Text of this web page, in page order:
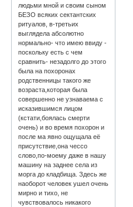
людьми мной и своим сыном
БЕЗО всяких сектантских
ритуалов, в-третьих
выглядела абсолютно
нормально- что имею ввиду -
поскольку есть с чем
сравнить- незадолго до этого
была на похоронах
родственницы такого же
возраста,которая была
совершенно не узнаваема с
исказившимся лицом
(кстати,боялась смерти
очень) и во время похорон и
после ма явно ощущала её
присутствие,она чессо
слово,по-моему даже в нашу
машину на заднее села из
морга до кладбища. Здесь же
наоборот человек ушел очень
мирно и тихо, не
чувствовалось никакого